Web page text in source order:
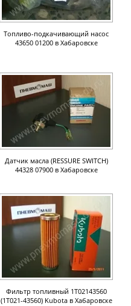
Топливо-подкачивающий насос
43650 01200 в Хабаровске
Датчик масла (RESSURE SWITCH)
44328 07900 в Хабаровске
Фильтр топливный 1T02143560
(1Т021-43560) Kubota в Хабаровске